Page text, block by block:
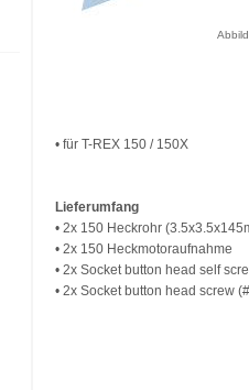
• für T-REX 150 / 150X
Lieferumfang
• 2x 150 Heckrohr
• 2x 150 Heckmotoraufnahme
• 2x Socket button head self
• 2x Socket button head screw